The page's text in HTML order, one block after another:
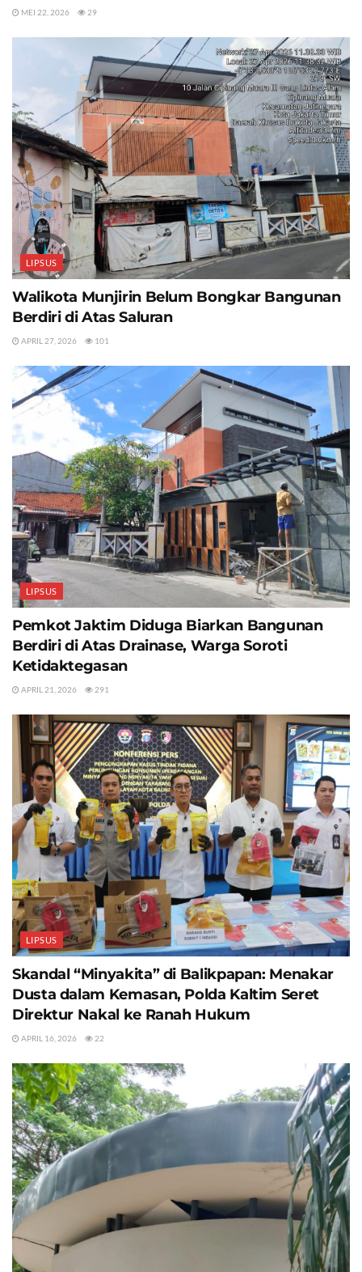
MEI 22, 2026 29
LIPSUS
Walikota Munjirin Belum Bongkar Bangunan
Berdiri di Atas Saluran
APRIL 27, 2026 101
LIPSUS
Pemkot Jaktim Diduga Biarkan Bangunan
Berdiri di Atas Drainase, Warga Soroti
Ketidaktegasan
APRIL 21, 2026 291
LIPSUS
Skandal “Minyakita” di Balikpapan: Menakar
Dusta dalam Kemasan, Polda Kaltim Seret
Direktur Nakal ke Ranah Hukum
APRIL 16, 2026 22